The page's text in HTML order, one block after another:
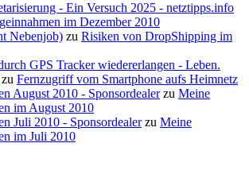
- Ein Versuch 2025 - netztipps.info
im Dezember 2010
Nebenjob) zu Risiken von DropShipping im
GPS Tracker wiedererlangen - Leben.
zu Fernzugriff vom Smartphone aufs Heimnetz
August 2010 - Sponsordealerzu Meine
im August 2010
Juli 2010 - Sponsordealerzu Meine
im Juli 2010